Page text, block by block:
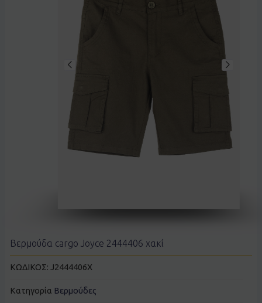
Βερμούδα cargo Joyce 2444406 χακί
ΚΩΔΙΚΟΣ: J2444406X
Κατηγορία Βερμούδες